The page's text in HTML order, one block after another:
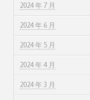
2024 年 7 月
2024 年 6 月
2024 年 5 月
2024 年 4 月
2024 年 3 月